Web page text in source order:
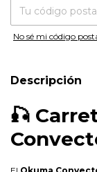
No sé mi código
Descripción
🎣